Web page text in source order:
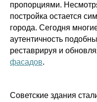
пропорциями.
постройка остается
города. Сегодня
аутентичность
реставрируя и
фасадов.
Советские здания